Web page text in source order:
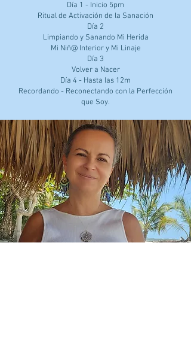
Día 1 - Inicio 5pm
Ritual de Activación de la Sanación
Día 2
Limpiando y Sanando Mi Herida
Mi Niñ@ Interior y Mi Linaje
Día 3
Volver a Nacer
Día 4 - Hasta las 12m
Recordando - Reconectando con la Perfección
que Soy.